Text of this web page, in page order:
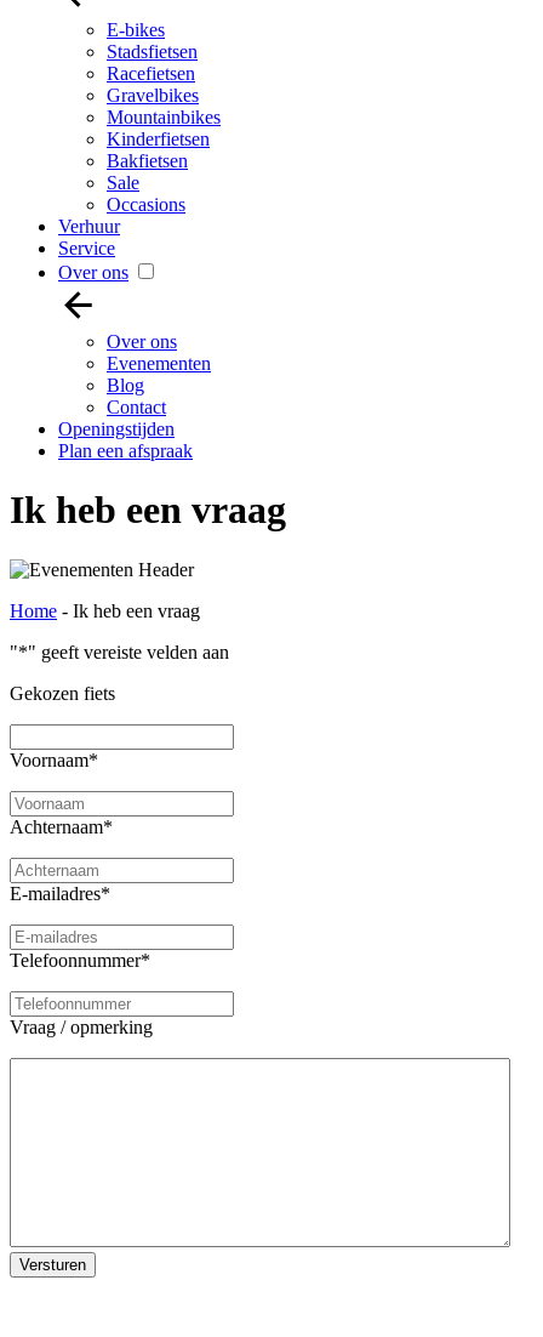
E-bikes
Stadsfietsen
Racefietsen
Gravelbikes
Mountainbikes
Kinderfietsen
Bakfietsen
Sale
Occasions
Verhuur
Service
Over ons
Over ons
Evenementen
Blog
Contact
Openingstijden
Plan een afspraak
Ik heb een vraag
Home - Ik heb een vraag
"*" geeft vereiste velden aan
Gekozen fiets
Voornaam*
Achternaam*
E-mailadres*
Telefoonnummer*
Vraag / opmerking